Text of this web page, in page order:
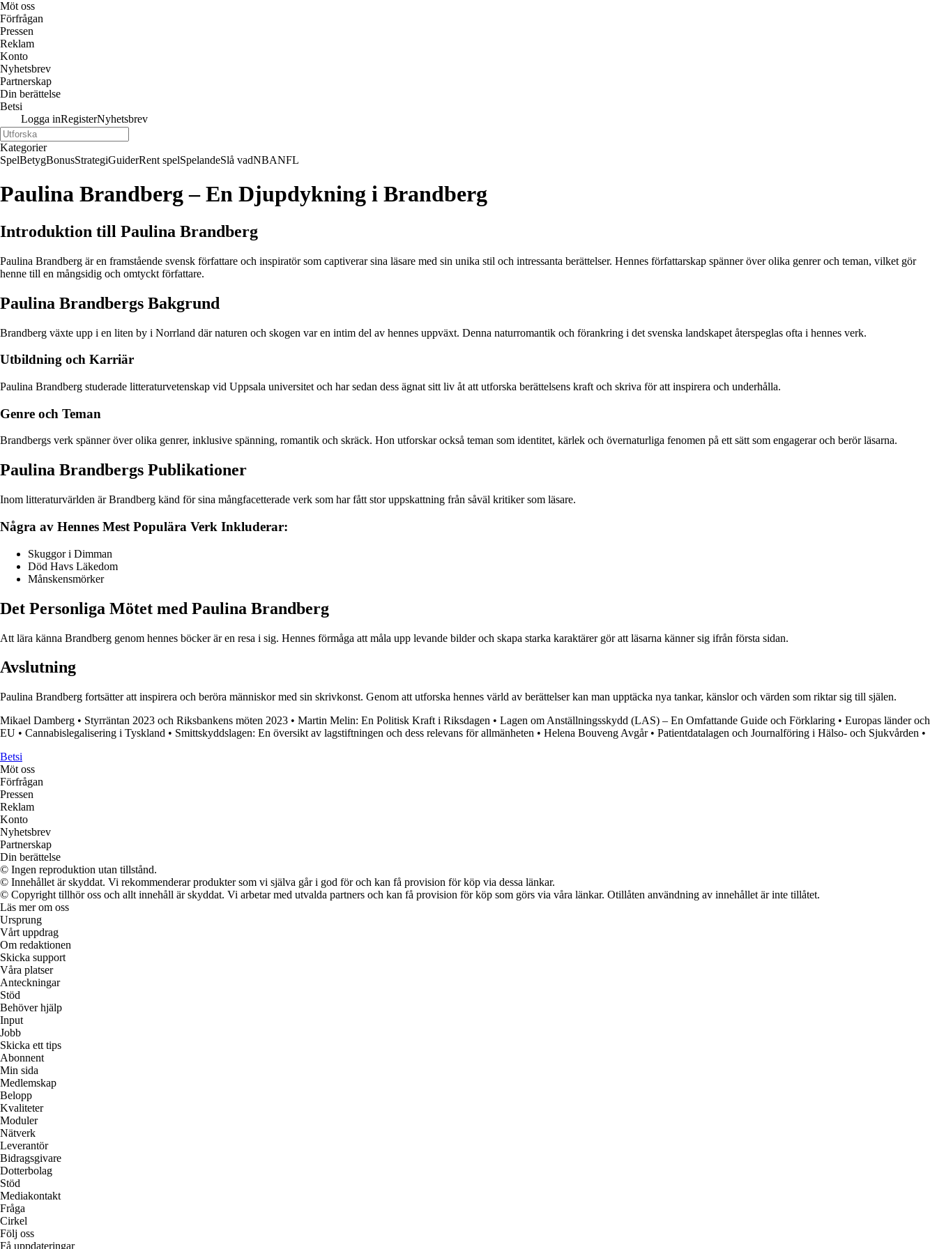
Möt oss
Förfrågan
Pressen
Reklam
Konto
Nyhetsbrev
Partnerskap
Din berättelse
Betsi
Logga inRegisterNyhetsbrev
Kategorier
SpelBetygBonusStrategiGuiderRent spelSpelandeSlå vadNBANFL
Paulina Brandberg – En Djupdykning i Brandberg
Introduktion till Paulina Brandberg
Paulina Brandberg är en framstående svensk författare och inspiratör som captiverar sina läsare med sin unika stil och intressanta berättelser. Hennes författarskap spänner över olika genrer och teman, vilket gör
henne till en mångsidig och omtyckt författare.
Paulina Brandbergs Bakgrund
Brandberg växte upp i en liten by i Norrland där naturen och skogen var en intim del av hennes uppväxt. Denna naturromantik och förankring i det svenska landskapet återspeglas ofta i hennes verk.
Utbildning och Karriär
Paulina Brandberg studerade litteraturvetenskap vid Uppsala universitet och har sedan dess ägnat sitt liv åt att utforska berättelsens kraft och skriva för att inspirera och underhålla.
Genre och Teman
Brandbergs verk spänner över olika genrer, inklusive spänning, romantik och skräck. Hon utforskar också teman som identitet, kärlek och övernaturliga fenomen på ett sätt som engagerar och berör läsarna.
Paulina Brandbergs Publikationer
Inom litteraturvärlden är Brandberg känd för sina mångfacetterade verk som har fått stor uppskattning från såväl kritiker som läsare.
Några av Hennes Mest Populära Verk Inkluderar:
Skuggor i Dimman
Död Havs Läkedom
Månskensmörker
Det Personliga Mötet med Paulina Brandberg
Att lära känna Brandberg genom hennes böcker är en resa i sig. Hennes förmåga att måla upp levande bilder och skapa starka karaktärer gör att läsarna känner sig ifrån första sidan.
Avslutning
Paulina Brandberg fortsätter att inspirera och beröra människor med sin skrivkonst. Genom att utforska hennes värld av berättelser kan man upptäcka nya tankar, känslor och värden som riktar sig till själen.
Mikael Damberg • Styrräntan 2023 och Riksbankens möten 2023 • Martin Melin: En Politisk Kraft i Riksdagen • Lagen om Anställningsskydd (LAS) – En Omfattande Guide och Förklaring • Europas länder och
EU • Cannabislegalisering i Tyskland • Smittskyddslagen: En översikt av lagstiftningen och dess relevans för allmänheten • Helena Bouveng Avgår• Patientdatalagen och Journalföring i Hälso- och Sjukvården •
Betsi
Möt oss
Förfrågan
Pressen
Reklam
Konto
Nyhetsbrev
Partnerskap
Din berättelse
© Ingen reproduktion utan tillstånd.
© Innehållet är skyddat. Vi rekommenderar produkter som vi själva går i god för och kan få provision för köp via dessa länkar.
© Copyright tillhör oss och allt innehåll är skyddat. Vi arbetar med utvalda partners och kan få provision för köp som görs via våra länkar. Otillåten användning av innehållet är inte tillåtet.
Läs mer om oss
Ursprung
Vårt uppdrag
Om redaktionen
Skicka support
Våra platser
Anteckningar
Stöd
Behöver hjälp
Input
Jobb
Skicka ett tips
Abonnent
Min sida
Medlemskap
Belopp
Kvaliteter
Moduler
Nätverk
Leverantör
Bidragsgivare
Dotterbolag
Stöd
Mediakontakt
Fråga
Cirkel
Följ oss
Få uppdateringar